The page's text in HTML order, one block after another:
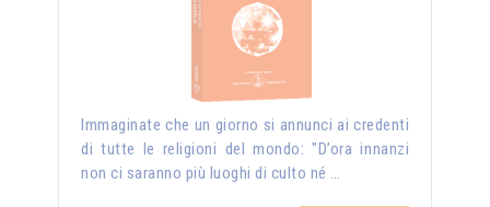
Immaginate che un giorno si annunci ai credenti
di tutte le religioni del mondo: "D’ora innanzi
non ci saranno più luoghi di culto né …